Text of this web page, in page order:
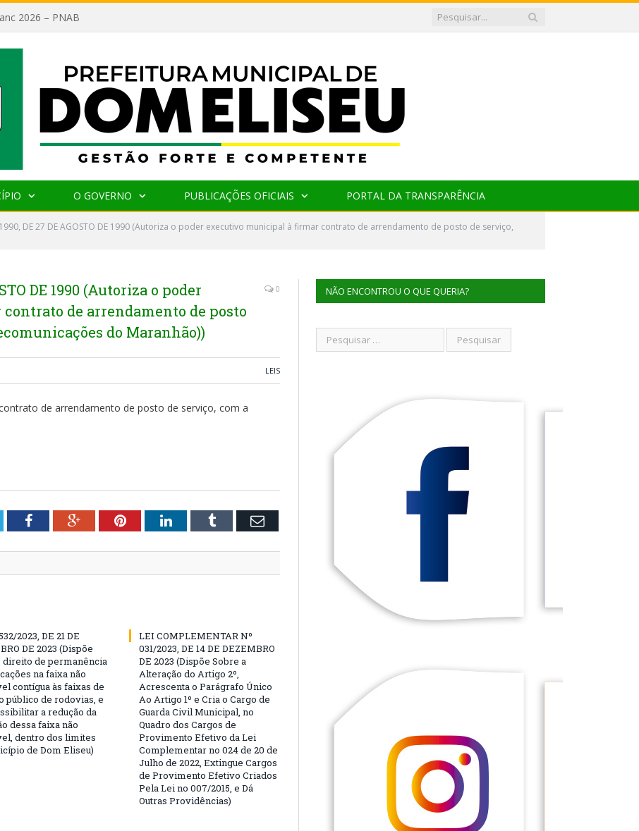
2026 – PNAB
O GOVERNO PUBLICAÇÕES OFICIAIS PORTAL DA TRANSPARÊNCIA
1990, DE 27 DE AGOSTO DE 1990 (Autoriza o poder executivo municipal à firmar contrato de arrendamento de posto de serviço,
DE 1990 (Autoriza o poder
de arrendamento de posto
do Maranhão))
0
LEIS
de arrendamento de posto de serviço, com a
FacebookGoogle+PinterestLinkedInTumblr Email
2023, DE 21 DE
DE 2023 (Dispõe
direito de permanência
na faixa não
contígua às faixas de
público de rodovias, e
a redução da
dessa faixa não
dentro dos limites
de Dom Eliseu)
LEI COMPLEMENTAR Nº
031/2023, DE 14 DE DEZEMBRO
DE 2023 (Dispõe Sobre a
Alteração do Artigo 2º,
Acrescenta o Parágrafo Único
Ao Artigo 1º e Cria o Cargo de
Guarda Civil Municipal, no
Quadro dos Cargos de
Provimento Efetivo da Lei
Complementar no 024 de 20 de
Julho de 2022, Extingue Cargos
de Provimento Efetivo Criados
Pela Lei no 007/2015, e Dá
Outras Providências)
NÃO ENCONTROU O QUE QUERIA?